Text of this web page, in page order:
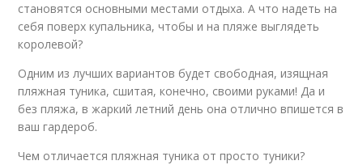
становятся основными местами отдыха. А что надеть на
себя поверх купальника, чтобы и на пляже выглядеть
королевой?
Одним из лучших вариантов будет свободная, изящная
пляжная туника, сшитая, конечно, своими руками! Да и
без пляжа, в жаркий летний день она отлично впишется в
ваш гардероб.
Чем отличается пляжная туника от просто туники?